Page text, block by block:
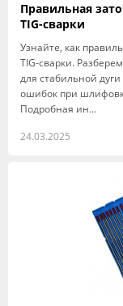
Правильная
TIG-сварки
Узнайте, как
TIG-сварки.
для стабильной
ошибок при
Подробная ин...
24.03.2025